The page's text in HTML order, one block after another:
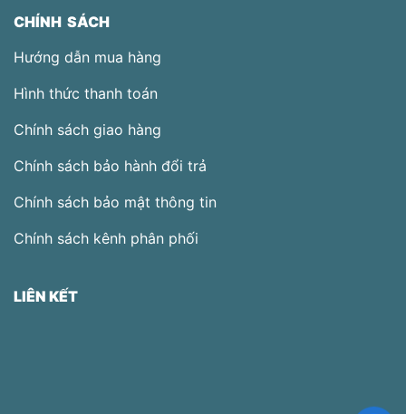
CHÍNH SÁCH
Hướng dẫn mua hàng
Hình thức thanh toán
Chính sách giao hàng
Chính sách bảo hành đổi trả
Chính sách bảo mật thông tin
Chính sách kênh phân phối
LIÊN KẾT